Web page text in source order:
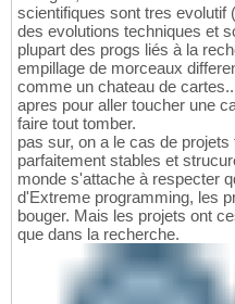
scientifiques sont tres evolutif
des evolutions techniques et
plupart des progs liés à la
empillage de morceaux
comme un chateau de
apres pour aller toucher une
faire tout tomber.
pas sur, on a le cas de
parfaitement stables et
monde s'attache à respecter
d'Extreme programming, les
bouger. Mais les projets ont
que dans la recherche.